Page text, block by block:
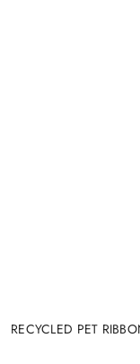
RECYCLED PET